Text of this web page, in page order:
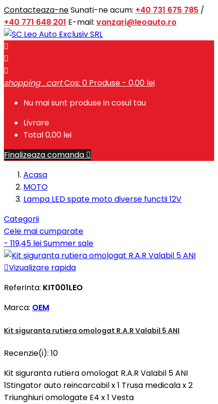
Contacteaza-neSunati-ne acum: +40 731 675 785 /
+40 771 648 201 E-mail: vanzari@leoauto.ro



shopping_cartCos: 0 Produse - 0,00 lei
Nu mai sunt produse in cosul tau
Livrare
Total0,00 lei
Finalizeaza comanda 
Acasa
MOTO
Lampa LED spate moto diverse functii 12V
Categorii
Cele mai cumparate
- 119,45 leiSummer sale
Vizualizare rapida
Referinta: KIT001LEO
Marca: OEM
Kit siguranta rutiera omologat R.A.R Valabil 5 ANI
Recenzie(i): 10
Kit siguranta rutiera omologat R.A.R Valabil 5 ANI
1Stingator auto reincarcabil x 1 Trusa medicala x 2
Triunghiuri omologate E4 x 1 Vesta